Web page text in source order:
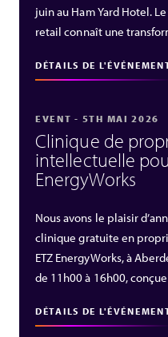
juin au Ham Yard Hotel.
retail connaît une
DÉTAILS DE
EVENT - 5TH MAI 2026
Clinique de
intellectuelle
EnergyWorks
Nous avons le plaisir
clinique gratuite en
ETZ EnergyWorks, à
de 11h00 à 16h00,
DÉTAILS DE